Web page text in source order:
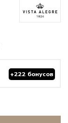
+222 бонусов